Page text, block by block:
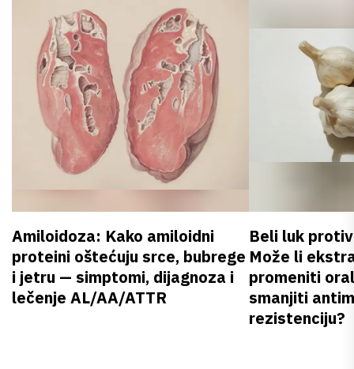
Amiloidoza: Kako amiloidni
proteini oštećuju srce, bubrege
i jetru — simptomi, dijagnoza i
lečenje AL/AA/ATTR
Beli luk
Može li
promeniti
smanjiti
rezistenciju?